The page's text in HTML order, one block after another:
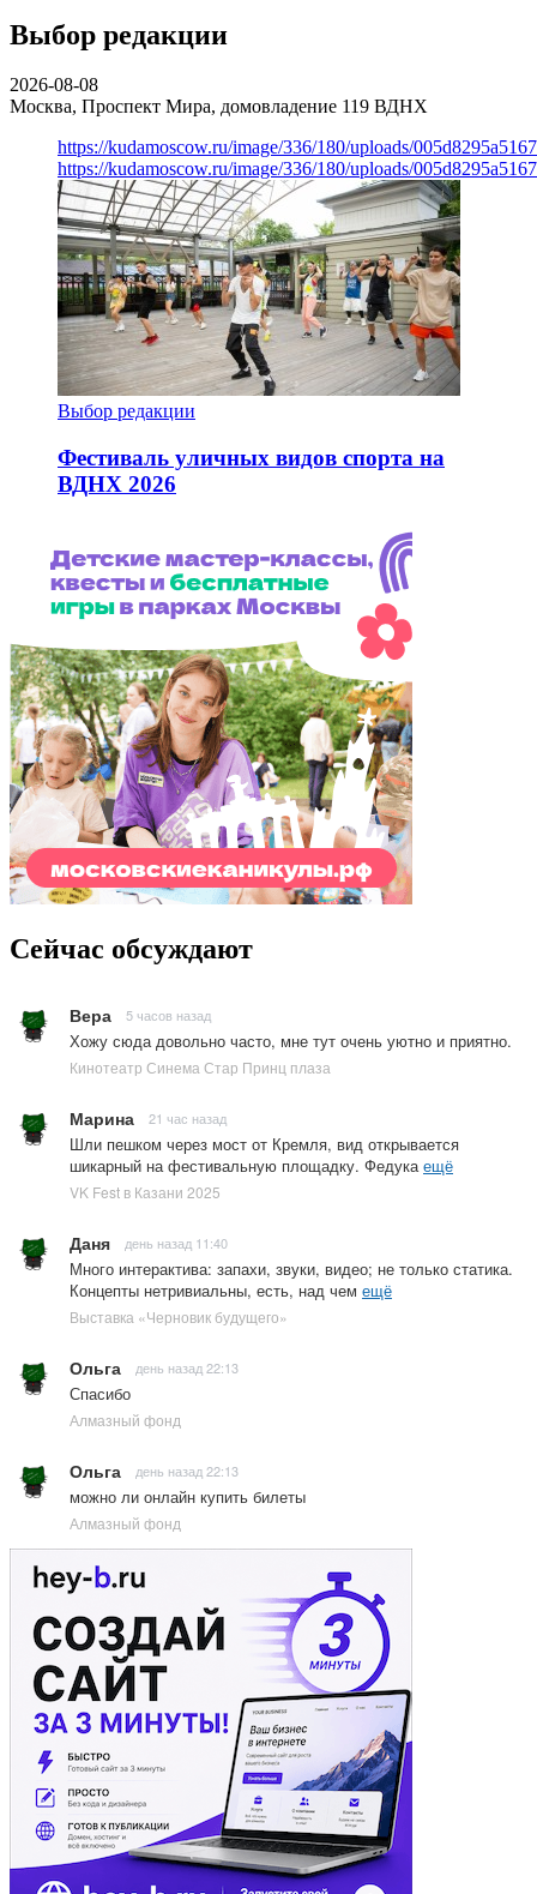
Выбор редакции
2026-08-08
Москва, Проспект Мира, домовладение 119 ВДНХ
https://kudamoscow.ru/image/336/180/uploads/
https://kudamoscow.ru/image/336/180/uploads/
Выбор редакции
Фестиваль уличных видов спорта на
ВДНХ 2026
Сейчас обсуждают
Вера 5 часов назад
Хожу сюда довольно часто, мне тут очень уютно и приятно.
Кинотеатр Синема Стар Принц плаза
Марина 21 час назад
Шли пешком через мост от Кремля, вид открывается
шикарный на фестивальную площадку. Федука ещё
VK Fest в Казани 2025
Даня день назад 11:40
Много интерактива: запахи, звуки, видео; не только статика.
Концепты нетривиальны, есть, над чем ещё
Выставка «Черновик будущего»
Ольга день назад 22:13
Спасибо
Алмазный фонд
Ольга день назад 22:13
можно ли онлайн купить билеты
Алмазный фонд